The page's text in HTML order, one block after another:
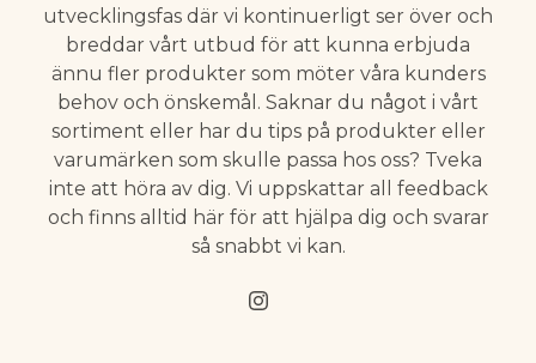
utvecklingsfas där vi kontinuerligt ser över och
breddar vårt utbud för att kunna erbjuda
ännu fler produkter som möter våra kunders
behov och önskemål. Saknar du något i vårt
sortiment eller har du tips på produkter eller
varumärken som skulle passa hos oss? Tveka
inte att höra av dig. Vi uppskattar all feedback
och finns alltid här för att hjälpa dig och svarar
så snabbt vi kan.